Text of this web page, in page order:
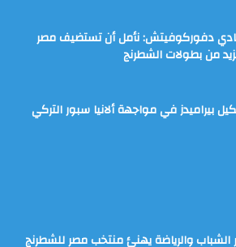
دفوركوفيتش: نأمل أن تستضيف مصر
من بطولات الشطرنج
بيراميدز في مواجهة ألانيا سبور التركي
الشباب والرياضة يهنئ منتخب مصر للشطرنج